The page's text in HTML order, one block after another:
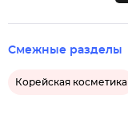
Смежные разделы
Корейская косметика